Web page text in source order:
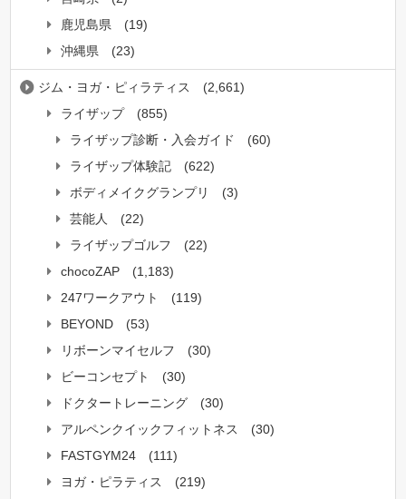
鹿児島県
(19)
沖縄県
(23)
ジム・ヨガ・ピィラティス
(2,661)
ライザップ
(855)
ライザップ診断・入会ガイド
(60)
ライザップ体験記
(622)
ボディメイクグランプリ
(3)
芸能人
(22)
ライザップゴルフ
(22)
chocoZAP
(1,183)
247ワークアウト
(119)
BEYOND
(53)
リボーンマイセルフ
(30)
ビーコンセプト
(30)
ドクタートレーニング
(30)
アルペンクイックフィットネス
(30)
FASTGYM24
(111)
ヨガ・ピラティス
(219)